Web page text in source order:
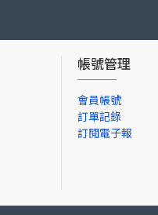
帳號管理
會員帳號
訂單記錄
訂閱電子報